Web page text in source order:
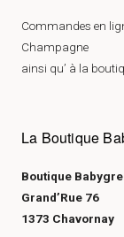
Commandes en
Champagne
ainsi qu’ à la
La Boutique
Boutique
Grand’Rue 76
1373 Chavornay